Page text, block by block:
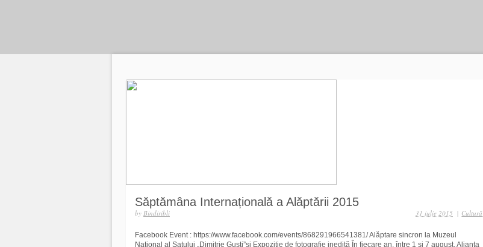
Săptămâna Internațională a Alăptării 2015
by Bindiribli | Cultură
31 iulie 2015
Facebook Event : https://www.facebook.com/events/868291966541381/ Alăptare sincron la Muzeul
Naţional al Satului „Dimitrie Gusti”și Expoziție de fotografie inedită În fiecare an, între 1 și 7 august, Alianța